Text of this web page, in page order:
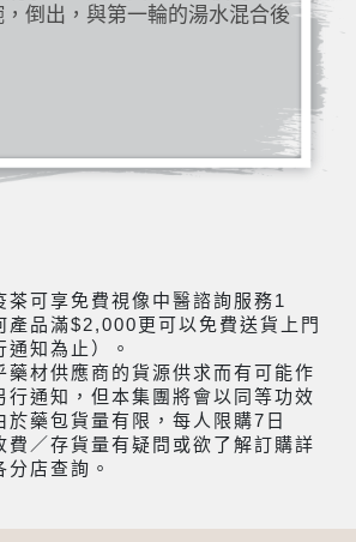
倒出，與第一輪的湯水混合後
茶可享免費視像中醫諮詢服務1
產品滿$2,000更可以免費送貨上門
通知為止）。
藥材供應商的貨源供求而有可能作
行通知，但本集團將會以同等功效
於藥包貨量有限，每人限購7日
費／存貨量有疑問或欲了解訂購詳
店查詢。